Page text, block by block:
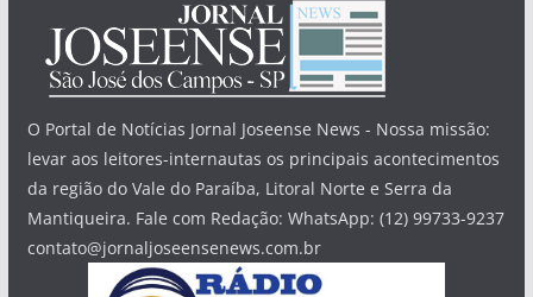
O Portal de Notícias Jornal Joseense News - Nossa missão:
levar aos leitores-internautas os principais acontecimentos
da região do Vale do Paraíba, Litoral Norte e Serra da
Mantiqueira. Fale com Redação: WhatsApp: (12) 99733-9237
contato@jornaljoseensenews.com.br